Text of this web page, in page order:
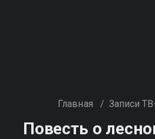
Главная / Записи
Повесть о